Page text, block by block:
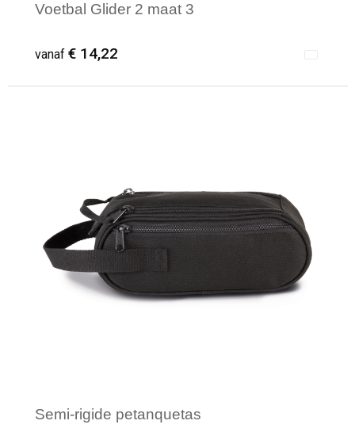
Voetbal Glider 2 maat 3
vanaf € 14,22
Semi-rigide petanquetas